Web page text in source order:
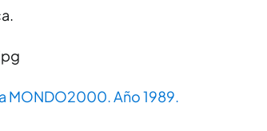
MONDO2000. Año 1989.